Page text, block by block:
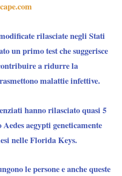
rilasciate negli Stati
un primo test che suggerisce
a ridurre la
malattie infettive.
hanno rilasciato quasi 5
aegypti geneticamente
nelle Florida Keys.
le persone e anche queste